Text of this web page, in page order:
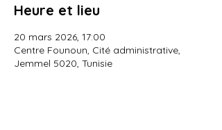
Heure et lieu
20 mars 2026, 17:00
Centre Founoun, Cité administrative,
Jemmel 5020, Tunisie